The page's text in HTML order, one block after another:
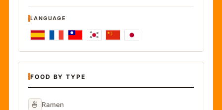
LANGUAGE
FOOD BY TYPE
🍜 Ramen